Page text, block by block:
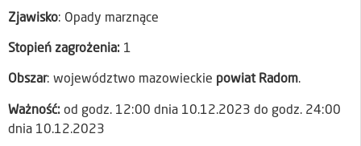
Zjawisko: Opady marznące
Stopień zagrożenia: 1
Obszar: województwo mazowieckie powiat Radom.
Ważność: od godz. 12:00 dnia 10.12.2023 do godz. 24:00
dnia 10.12.2023